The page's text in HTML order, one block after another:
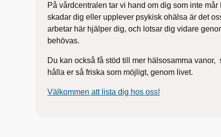
På vårdcentralen tar vi hand om dig som inte mår
skadar dig eller upplever psykisk ohälsa är det
arbetar här hjälper dig, och lotsar dig vidare
behövas.
Du kan också få stöd till mer hälsosamma vanor,
hålla er så friska som möjligt, genom livet.
Välkommen att lista dig hos oss!